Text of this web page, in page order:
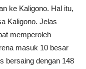
ke Kaligono. Hal itu,
Kaligono. Jelas
memperoleh
masuk 10 besar
bersaing dengan 148